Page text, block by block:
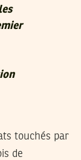
touchés par
de